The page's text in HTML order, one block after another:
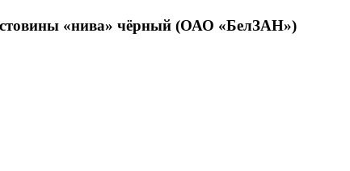
«нива» чёрный (ОАО «БелЗАН»)